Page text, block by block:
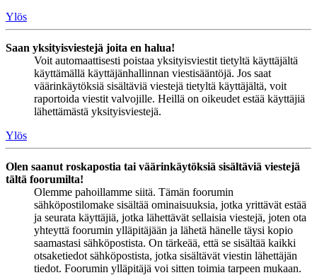
Ylös
Saan yksityisviestejä joita en halua!
Voit automaattisesti poistaa yksityisviestit tietyltä käyttäjältä
käyttämällä käyttäjänhallinnan viestisääntöjä. Jos saat
väärinkäytöksiä sisältäviä viestejä tietyltä käyttäjältä, voit
raportoida viestit valvojille. Heillä on oikeudet estää käyttäjiä
lähettämästä yksityisviestejä.
Ylös
Olen saanut roskapostia tai väärinkäytöksiä sisältäviä viestejä
tältä foorumilta!
Olemme pahoillamme siitä. Tämän foorumin
sähköpostilomake sisältää ominaisuuksia, jotka yrittävät estää
ja seurata käyttäjiä, jotka lähettävät sellaisia viestejä, joten ota
yhteyttä foorumin ylläpitäjään ja lähetä hänelle täysi kopio
saamastasi sähköpostista. On tärkeää, että se sisältää kaikki
otsaketiedot sähköpostista, jotka sisältävät viestin lähettäjän
tiedot. Foorumin ylläpitäjä voi sitten toimia tarpeen mukaan.